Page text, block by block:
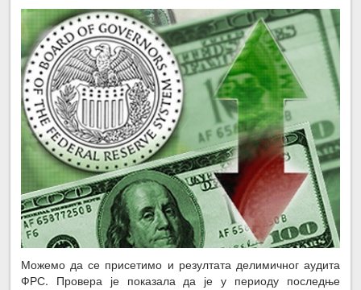
Можемо да се присетимо и резултата делимичног аудита
ФРС. Провера је показала да је у периоду последње